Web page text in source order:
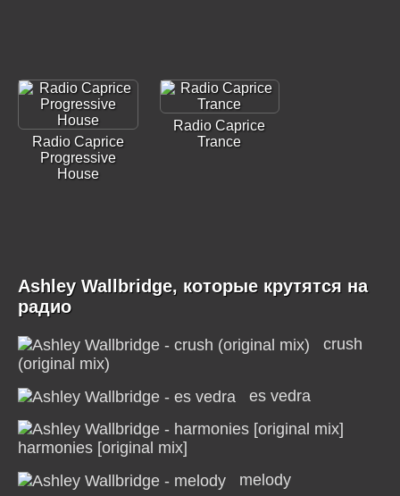
Radio Caprice
Progressive
House
Radio Caprice
Trance
Ashley Wallbridge, которые крутятся на
радио
crush
(original mix)
es vedra
harmonies [original mix]
melody